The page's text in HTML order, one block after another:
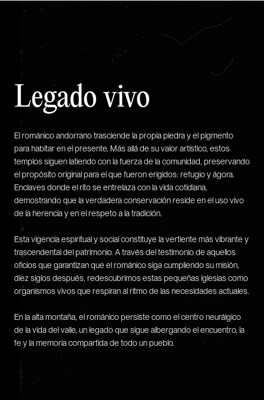
Legado vivo
El románico andorrano trasciende la propia piedra y el pigmento
para habitar en el presente. Más allá de su valor artístico, estos
templos siguen latiendo con la fuerza de la comunidad, preservando
el propósito original para el que fueron erigidos: refugio y ágora.
Enclaves donde el rito se entrelaza con la vida cotidiana,
demostrando que la verdadera conservación reside en el uso vivo
de la herencia y en el respeto a la tradición.
Esta vigencia espiritual y social constituye la vertiente más vibrante y
trascendental del patrimonio. A través del testimonio de aquellos
oficios que garantizan que el románico siga cumpliendo su misión,
diez siglos después, redescubrimos estas pequeñas iglesias como
organismos vivos que respiran al ritmo de las necesidades actuales.
En la alta montaña, el románico persiste como el centro neurálgico
de la vida del valle, un legado que sigue albergando el encuentro, la
fe y la memoria compartida de todo un pueblo.